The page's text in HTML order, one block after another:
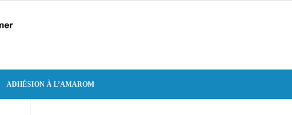
ADHÉSION À L’AMAROM